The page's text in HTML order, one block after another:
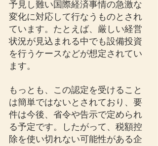
予見し難い国際経済事情の急激な
変化に対応して行なうものとされ
ています。たとえば、厳しい経営
状況が見込まれる中でも設備投資
を行うケースなどが想定されてい
ます。
もっとも、この認定を受けること
は簡単ではないとされており、要
件は今後、省令や告示で定められ
る予定です。したがって、税額控
除を使い切れない可能性がある企